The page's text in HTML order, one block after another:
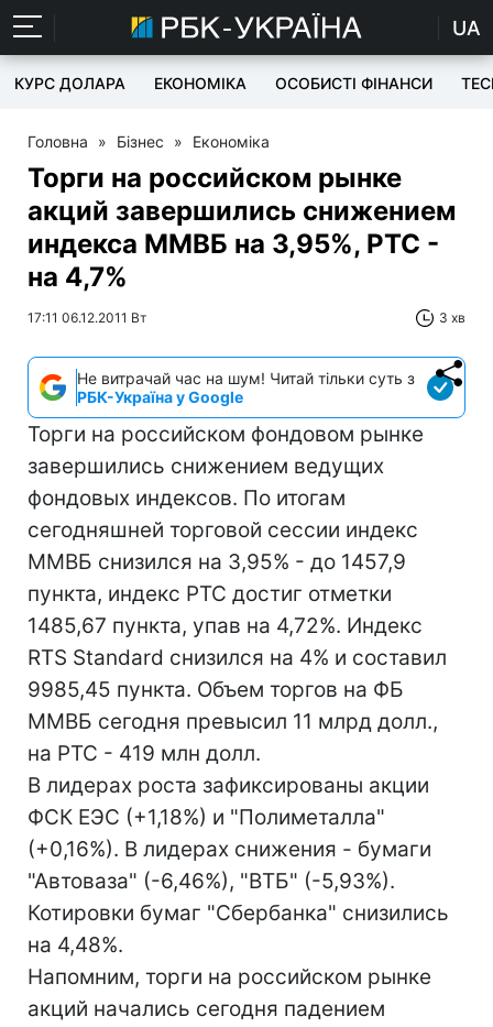
UA
КУРС ДОЛАРА ЕКОНОМІКА ОСОБИСТІ ФІНАНСИ
Головна » Бізнес » Економіка
Торги на российском рынке
акций завершились снижением
индекса ММВБ на 3,95%, РТС -
на 4,7%
17:11 06.12.2011 Вт 3 хв
Не витрачай час на шум! Читай тільки суть з
РБК-Україна у Google
Торги на российском фондовом рынке
завершились снижением ведущих
фондовых индексов. По итогам
сегодняшней торговой сессии индекс
ММВБ снизился на 3,95% - до 1457,9
пункта, индекс РТС достиг отметки
1485,67 пункта, упав на 4,72%. Индекс
RTS Standard снизился на 4% и составил
9985,45 пункта. Объем торгов на ФБ
ММВБ сегодня превысил 11 млрд долл.,
на РТС - 419 млн долл.
В лидерах роста зафиксированы акции
ФСК ЕЭС (+1,18%) и "Полиметалла"
(+0,16%). В лидерах снижения - бумаги
"Автоваза" (-6,46%), "ВТБ" (-5,93%).
Котировки бумаг "Сбербанка" снизились
на 4,48%.
Напомним, торги на российском рынке
акций начались сегодня падением